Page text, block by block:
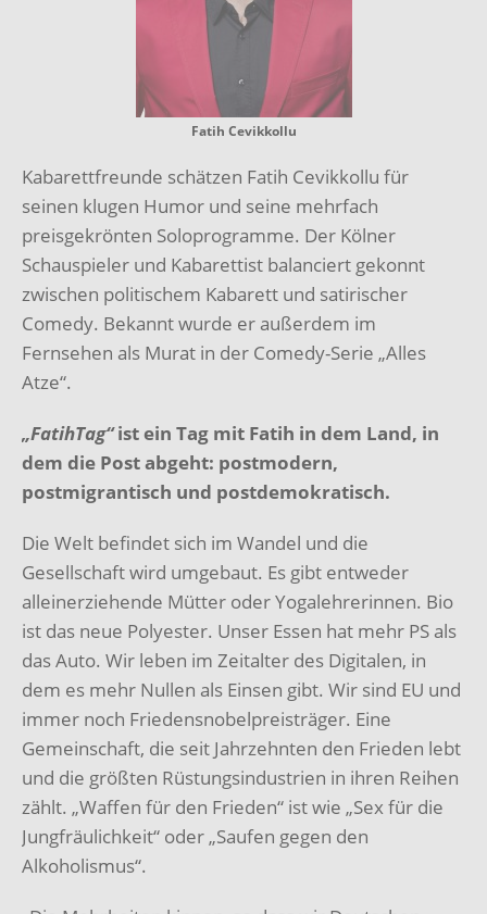
Fatih Cevikkollu
Kabarettfreunde schätzen Fatih Cevikkollu für
seinen klugen Humor und seine mehrfach
preisgekrönten Soloprogramme. Der Kölner
Schauspieler und Kabarettist balanciert gekonnt
zwischen politischem Kabarett und satirischer
Comedy. Bekannt wurde er außerdem im
Fernsehen als Murat in der Comedy-Serie „Alles
Atze“.
„FatihTag“ist ein Tag mit Fatih in dem Land, in
dem die Post abgeht: postmodern,
postmigrantisch und postdemokratisch.
Die Welt befindet sich im Wandel und die
Gesellschaft wird umgebaut. Es gibt entweder
alleinerziehende Mütter oder Yogalehrerinnen. Bio
ist das neue Polyester. Unser Essen hat mehr PS als
das Auto. Wir leben im Zeitalter des Digitalen, in
dem es mehr Nullen als Einsen gibt. Wir sind EU und
immer noch Friedensnobelpreisträger. Eine
Gemeinschaft, die seit Jahrzehnten den Frieden lebt
und die größten Rüstungsindustrien in ihren Reihen
zählt. „Waffen für den Frieden“ ist wie „Sex für die
Jungfräulichkeit“ oder „Saufen gegen den
Alkoholismus“.